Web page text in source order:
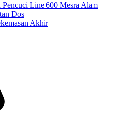
Pencuci Line 600 Mesra Alam
Dos
Akhir